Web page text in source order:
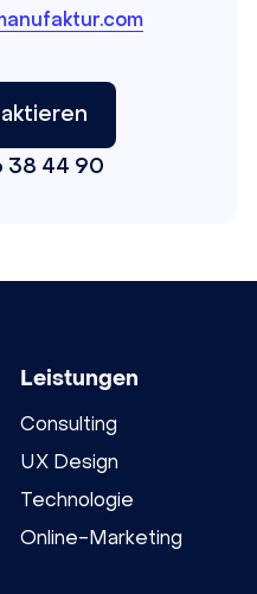
38 44 90
Leistungen
Consulting
UX Design
Technologie
Online-Marketing